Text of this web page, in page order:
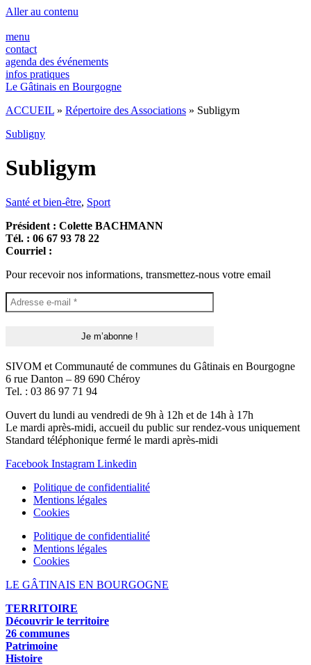
Panneau de gestion des cookies
Aller au contenu
menu
contact
agenda des événements
infos pratiques
Le Gâtinais en Bourgogne
ACCUEIL » Répertoire des Associations » Subligym
Subligny
Subligym
Santé et bien-être, Sport
Président : Colette BACHMANN
Tél. : 06 67 93 78 22
Courriel :
Pour recevoir nos informations, transmettez-nous votre email
SIVOM et Communauté de communes du Gâtinais en Bourgogne
6 rue Danton – 89 690 Chéroy
Tel. : 03 86 97 71 94
Ouvert du lundi au vendredi de 9h à 12h et de 14h à 17h
Le mardi après-midi, accueil du public sur rendez-vous uniquement
Standard téléphonique fermé le mardi après-midi
Facebook Instagram Linkedin
Politique de confidentialité
Mentions légales
Cookies
Politique de confidentialité
Mentions légales
Cookies
LE GÂTINAIS EN BOURGOGNE
TERRITOIRE
Découvrir le territoire
26 communes
Patrimoine
Histoire